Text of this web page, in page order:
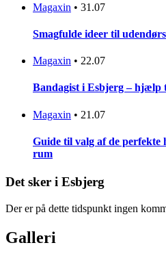
Magaxin • 31.07
Smagfulde ideer til
Magaxin • 22.07
Bandagist i Esbjerg – hjælp
Magaxin • 21.07
Guide til valg af de
rum
Det sker i Esbjerg
Der er på dette tidspunkt ingen
Galleri